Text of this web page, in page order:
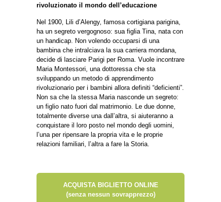
rivoluzionato il mondo dell’educazione
Nel 1900, Lili d’Alengy, famosa cortigiana parigina,
ha un segreto vergognoso: sua figlia Tina, nata con
un handicap. Non volendo occuparsi di una
bambina che intralciava la sua carriera mondana,
decide di lasciare Parigi per Roma. Vuole incontrare
Maria Montessori, una dottoressa che sta
sviluppando un metodo di apprendimento
rivoluzionario per i bambini allora definiti “deficienti”.
Non sa che la stessa Maria nasconde un segreto:
un figlio nato fuori dal matrimonio. Le due donne,
totalmente diverse una dall’altra, si aiuteranno a
conquistare il loro posto nel mondo degli uomini,
l’una per ripensare la propria vita e le proprie
relazioni familiari, l’altra a fare la Storia.
ACQUISTA BIGLIETTO ONLINE
(senza nessun sovrapprezzo)